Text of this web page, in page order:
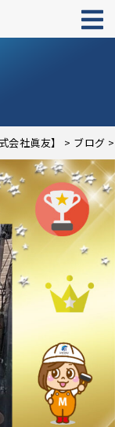
社眞友】 > ブログ